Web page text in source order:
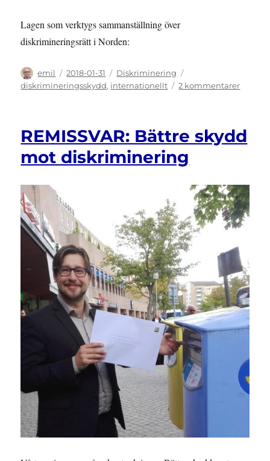
Lagen som verktygs sammanställning över
diskrimineringsrätt i Norden:
Författare
emil
Publicerat
den
2018-01-31 Kategorier
Diskriminering
diskrimineringsskydd, internationellt 2 kommentarertill
Norden
REMISSVAR: Bättre skydd
mot diskriminering